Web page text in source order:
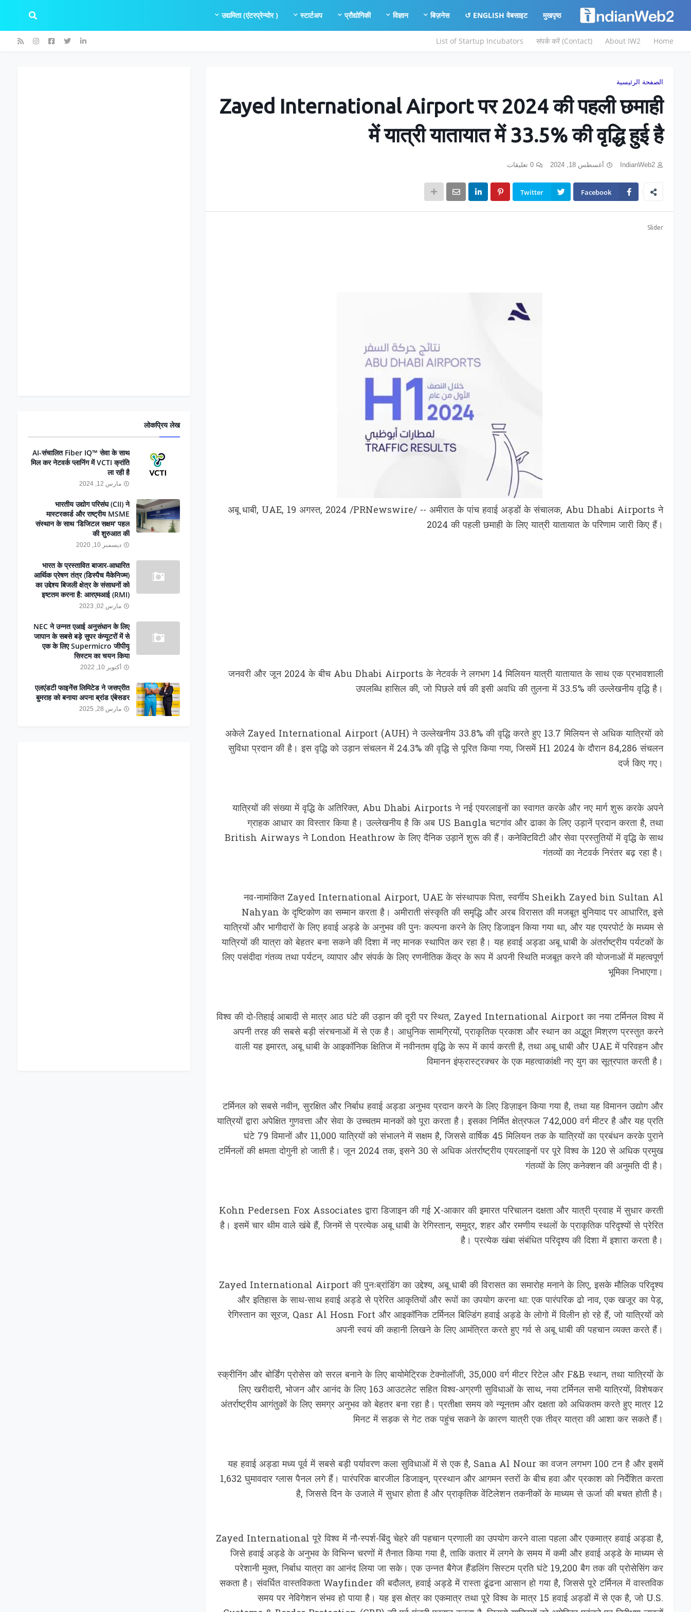
मुखपृष्ठ
ENGLISH वेबसाइट ↺
बिज़नेस
विज्ञान
प्रौद्योगिकी
स्टार्टअप
उद्यमिता (एंटरप्रेन्योर )
Home
About IW2
संपर्क करें (Contact)
List of Startup Incubators
الصفحة الرئيسية
Zayed International Airport पर 2024 की पहली छमाही
में यात्री यातायात में 33.5% की वृद्धि हुई है
IndianWeb2 أغسطس 18, 2024 0 تعليقات
Facebook
Twitter
Slider
अबू धाबी, UAE, 19 अगस्त, 2024 /PRNewswire/ -- अमीरात के पांच हवाई अड्डों के संचालक, Abu Dhabi Airports ने
2024 की पहली छमाही के लिए यात्री यातायात के परिणाम जारी किए हैं।
जनवरी और जून 2024 के बीच Abu Dhabi Airports के नेटवर्क ने लगभग 14 मिलियन यात्री यातायात के साथ एक प्रभावशाली
उपलब्धि हासिल की, जो पिछले वर्ष की इसी अवधि की तुलना में 33.5% की उल्लेखनीय वृद्धि है।
अकेले Zayed International Airport (AUH) ने उल्लेखनीय 33.8% की वृद्धि करते हुए 13.7 मिलियन से अधिक यात्रियों को
सुविधा प्रदान की है। इस वृद्धि को उड़ान संचलन में 24.3% की वृद्धि से पूरित किया गया, जिसमें H1 2024 के दौरान 84,286 संचलन
दर्ज किए गए।
यात्रियों की संख्या में वृद्धि के अतिरिक्त, Abu Dhabi Airports ने नई एयरलाइनों का स्वागत करके और नए मार्ग शुरू करके अपने
ग्राहक आधार का विस्तार किया है। उल्लेखनीय है कि अब US Bangla चटगांव और ढाका के लिए उड़ानें प्रदान करता है, तथा
British Airways ने London Heathrow के लिए दैनिक उड़ानें शुरू की हैं। कनेक्टिविटी और सेवा प्रस्तुतियों में वृद्धि के साथ
गंतव्यों का नेटवर्क निरंतर बढ़ रहा है।
नव-नामांकित Zayed International Airport, UAE के संस्थापक पिता, स्वर्गीय Sheikh Zayed bin Sultan Al
Nahyan के दृष्टिकोण का सम्मान करता है। अमीराती संस्कृति की समृद्धि और अरब विरासत की मजबूत बुनियाद पर आधारित, इसे
यात्रियों और भागीदारों के लिए हवाई अड्डे के अनुभव की पुनः कल्पना करने के लिए डिजाइन किया गया था, और यह एयरपोर्ट के मध्यम से
यात्रियों की यात्रा को बेहतर बना सकने की दिशा में नए मानक स्थापित कर रहा है। यह हवाई अड्डा अबू धाबी के अंतर्राष्ट्रीय पर्यटकों के
लिए पसंदीदा गंतव्य तथा पर्यटन, व्यापार और संपर्क के लिए रणनीतिक केंद्र के रूप में अपनी स्थिति मजबूत करने की योजनाओं में महत्वपूर्ण
भूमिका निभाएगा।
विश्व की दो-तिहाई आबादी से मात्र आठ घंटे की उड़ान की दूरी पर स्थित, Zayed International Airport का नया टर्मिनल विश्व में
अपनी तरह की सबसे बड़ी संरचनाओं में से एक है। आधुनिक सामग्रियों, प्राकृतिक प्रकाश और स्थान का अद्भुत मिश्रण प्रस्तुत करने
वाली यह इमारत, अबू धाबी के आइकॉनिक क्षितिज में नवीनतम वृद्धि के रूप में कार्य करती है, तथा अबू धाबी और UAE में परिवहन और
विमानन इंफ्रास्ट्रक्चर के एक महत्वाकांक्षी नए युग का सूत्रपात करती है।
टर्मिनल को सबसे नवीन, सुरक्षित और निर्बाध हवाई अड्डा अनुभव प्रदान करने के लिए डिज़ाइन किया गया है, तथा यह विमानन उद्योग और
यात्रियों द्वारा अपेक्षित गुणवत्ता और सेवा के उच्चतम मानकों को पूरा करता है। इसका निर्मित क्षेत्रफल 742,000 वर्ग मीटर है और यह प्रति
घंटे 79 विमानों और 11,000 यात्रियों को संभालने में सक्षम है, जिससे वार्षिक 45 मिलियन तक के यात्रियों का प्रबंधन करके पुराने
टर्मिनलों की क्षमता दोगुनी हो जाती है। जून 2024 तक, इसने 30 से अधिक अंतर्राष्ट्रीय एयरलाइनों पर पूरे विश्व के 120 से अधिक प्रमुख
गंतव्यों के लिए कनेक्शन की अनुमति दी है।
Kohn Pedersen Fox Associates द्वारा डिजाइन की गई X-आकार की इमारत परिचालन दक्षता और यात्री प्रवाह में सुधार करती
है। इसमें चार थीम वाले खंबे हैं, जिनमें से प्रत्येक अबू धाबी के रेगिस्तान, समुद्र, शहर और रमणीय स्थलों के प्राकृतिक परिदृश्यों से प्रेरित
है। प्रत्येक खंबा संबंधित परिदृश्य की दिशा में इशारा करता है।
Zayed International Airport की पुनःब्रांडिंग का उद्देश्य, अबू धाबी की विरासत का समारोह मनाने के लिए, इसके मौलिक परिदृश्य
और इतिहास के साथ-साथ हवाई अड्डे से प्रेरित आकृतियों और रूपों का उपयोग करना था: एक पारंपरिक ढो नाव, एक खजूर का पेड़,
रेगिस्तान का सूरज, Qasr Al Hosn Fort और आइकॉनिक टर्मिनल बिल्डिंग हवाई अड्डे के लोगो में विलीन हो रहे हैं, जो यात्रियों को
अपनी स्वयं की कहानी लिखने के लिए आमंत्रित करते हुए गर्व से अबू धाबी की पहचान व्यक्त करते हैं।
स्क्रीनिंग और बोर्डिंग प्रोसेस को सरल बनाने के लिए बायोमेट्रिक टेक्नोलॉजी, 35,000 वर्ग मीटर रिटेल और F&B स्थान, तथा यात्रियों के
लिए खरीदारी, भोजन और आनंद के लिए 163 आउटलेट सहित विश्व-अग्रणी सुविधाओं के साथ, नया टर्मिनल सभी यात्रियों, विशेषकर
अंतर्राष्ट्रीय आगंतुकों के लिए समग्र अनुभव को बेहतर बना रहा है। प्रतीक्षा समय को न्यूनतम और दक्षता को अधिकतम करते हुए मात्र 12
मिनट में सड़क से गेट तक पहुंच सकने के कारण यात्री एक तीव्र यात्रा की आशा कर सकते हैं।
यह हवाई अड्डा मध्य पूर्व में सबसे बड़ी पर्यावरण कला सुविधाओं में से एक है, Sana Al Nour का वजन लगभग 100 टन है और इसमें
1,632 घुमावदार ग्लास पैनल लगे हैं। पारंपरिक बारजील डिजाइन, प्रस्थान और आगमन स्तरों के बीच हवा और प्रकाश को निर्देशित करता
है, जिससे दिन के उजाले में सुधार होता है और प्राकृतिक वेंटिलेशन तकनीकों के माध्यम से ऊर्जा की बचत होती है।
Zayed International पूरे विश्व में नौ-स्पर्श-बिंदु चेहरे की पहचान प्रणाली का उपयोग करने वाला पहला और एकमात्र हवाई अड्डा है,
जिसे हवाई अड्डे के अनुभव के विभिन्न चरणों में तैनात किया गया है, ताकि कतार में लगने के समय में कमी और हवाई अड्डे के माध्यम से
परेशानी मुक्त, निर्बाध यात्रा का आनंद लिया जा सके। एक उन्नत बैगेज हैंडलिंग सिस्टम प्रति घंटे 19,200 बैग तक की प्रोसेसिंग कर
सकता है। संवर्धित वास्तविकता Wayfinder की बदौलत, हवाई अड्डे में रास्ता ढूंढना आसान हो गया है, जिससे पूरे टर्मिनल में वास्तविक
समय पर नेविगेशन संभव हो पाया है। यह इस क्षेत्र का एकमात्र तथा पूरे विश्व के मात्र 15 हवाई अड्डों में से एक है, जो U.S.
लोकप्रिय लेख
AI-संचालित Fiber IQ™ सेवा के साथ
मिल कर नेटवर्क प्लानिंग में VCTI क्रांति
ला रही है
مارس 12, 2024
भारतीय उद्योग परिसंघ (CII) ने
मास्टरकार्ड और राष्ट्रीय MSME
संस्थान के साथ 'डिजिटल सक्षम' पहल
की शुरुआत की
ديسمبر 10, 2020
भारत के प्रस्तावित बाजार-आधारित
आर्थिक प्रेषण तंत्र (डिस्पैच मैकेनिज्म)
का उद्देश्य बिजली क्षेत्र के संसाधनों को
इष्टतम करना है: आरएमआई (RMI)
مارس 02, 2023
NEC ने उन्नत एआई अनुसंधान के लिए
जापान के सबसे बड़े सुपर कंप्यूटरों में से
एक के लिए Supermicro जीपीयू
सिस्टम का चयन किया
أكتوبر 10, 2022
एलएंडटी फाइनेंस लिमिटेड ने जसप्रीत
बुमराह को बनाया अपना ब्रांड एंबेसडर
مارس 28, 2025